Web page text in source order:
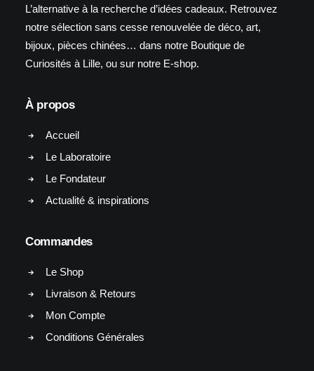
L’alternative à la recherche d’idées cadeaux. Retrouvez
notre sélection sans cesse renouvelée de déco, art,
bijoux, pièces chinées… dans notre Boutique de
Curiosités à Lille, ou sur notre E-shop.
À propos
Accueil
Le Laboratoire
Le Fondateur
Actualité & inspirations
Commandes
Le Shop
Livraison & Retours
Mon Compte
Conditions Générales